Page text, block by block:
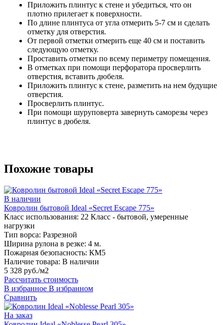
Приложить плинтус к стене и убедиться, что он
плотно прилегает к поверхности.
По длине плинтуса от угла отмерить 5-7 см и сделать
отметку для отверстия.
От первой отметки отмерить еще 40 см и поставить
следующую отметку.
Проставить отметки по всему периметру помещения.
В отметках при помощи перфоратора просверлить
отверстия, вставить дюбеля.
Приложить плинтус к стене, разметить на нем будущие
отверстия.
Просверлить плинтус.
При помощи шуруповерта завернуть саморезы через
плинтус в дюбеля.
Похожие товары
В наличии
Ковролин бытовой Ideal «Secret Escape 775»
Класс использования: 22 Класс - бытовой, умеренные
нагрузки
Тип ворса: Разрезной
Ширина рулона в резке: 4 м.
Пожарная безопасность: КМ5
Наличие товара: В наличии
5 328 руб./м2
Рассчитать стоимость
В избранное В избранном
Сравнить
На заказ